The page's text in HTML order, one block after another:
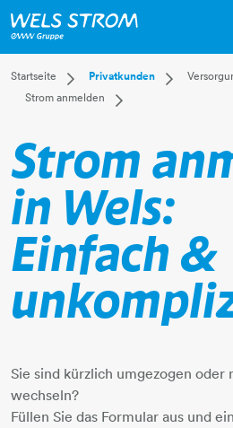
Startseite
Dropdown Startseite
Privatkunden
Mehr
Privatkunden
Dropdown
Kundenservice
Strom anmelden
Dropdown Strom
Strom
in Wels:
Einfach &
Sie sind kürzlich umgezogen
wechseln?
Füllen Sie das Formular aus und